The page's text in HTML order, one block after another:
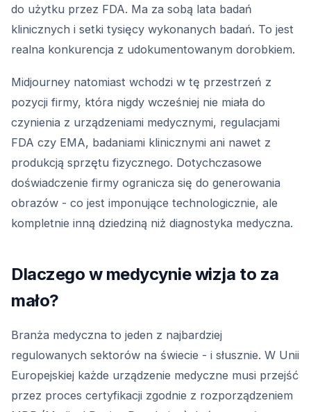
do użytku przez FDA. Ma za sobą lata badań
klinicznych i setki tysięcy wykonanych badań. To jest
realna konkurencja z udokumentowanym dorobkiem.
Midjourney natomiast wchodzi w tę przestrzeń z
pozycji firmy, która nigdy wcześniej nie miała do
czynienia z urządzeniami medycznymi, regulacjami
FDA czy EMA, badaniami klinicznymi ani nawet z
produkcją sprzętu fizycznego. Dotychczasowe
doświadczenie firmy ogranicza się do generowania
obrazów - co jest imponujące technologicznie, ale
kompletnie inną dziedziną niż diagnostyka medyczna.
Dlaczego w medycynie wizja to za
mało?
Branża medyczna to jeden z najbardziej
regulowanych sektorów na świecie - i słusznie. W Unii
Europejskiej każde urządzenie medyczne musi przejść
przez proces certyfikacji zgodnie z rozporządzeniem